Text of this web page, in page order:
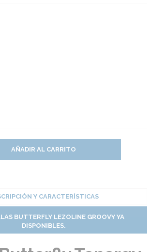
AÑADIR AL CARRITO
Y CARACTERÍSTICAS
BUTTERFLY LEZOLINE GROOVY YA
DISPONIBLES.